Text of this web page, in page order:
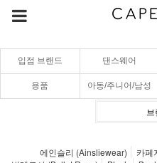
입점 브랜드 댄스웨어
용품 아동/주니어/남성
에인슬리 (Ainsliewear) 카페